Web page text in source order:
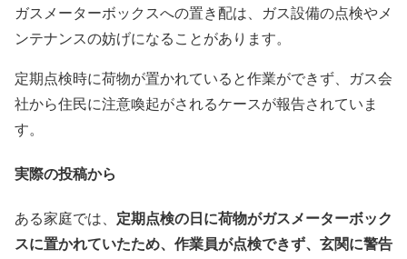
ガスメーターボックスへの置き配は、ガス設備の点検やメ
ンテナンスの妨げになることがあります。
定期点検時に荷物が置かれていると作業ができず、ガス会
社から住民に注意喚起がされるケースが報告されていま
す。
実際の投稿から
ある家庭では、 定期点検の日に荷物がガスメーターボック
スに置かれていたため、作業員が点検できず、玄関に警告